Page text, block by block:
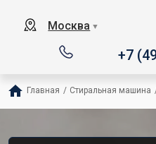
Москва ▼
+7
Главная / Стиральная машина